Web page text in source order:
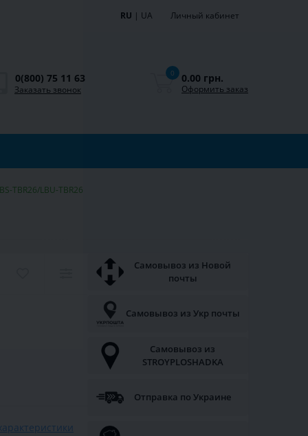
RU | UA Личный кабинет
0(800) 75 11 63
Заказать звонок
0 0.00 грн.
Оформить заказ
TBR26/LBU-TBR26
Самовывоз из Новой
почты
Самовывоз из Укр почты
Самовывоз из
STROYPLOSHADKA
Отправка по Украине